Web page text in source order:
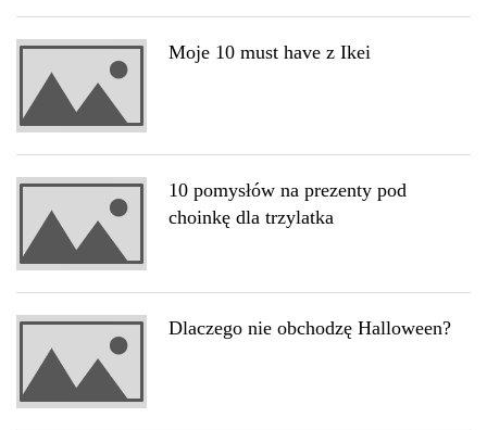
Moje 10 must have z Ikei
10 pomysłów na prezenty pod
choinkę dla trzylatka
Dlaczego nie obchodzę Halloween?